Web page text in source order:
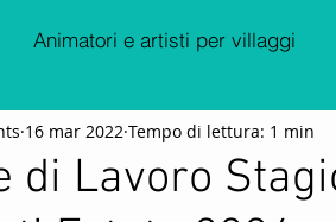
Animatori e artisti per villaggi
Animazione Turistica
di Lavoro
16 mar 2022 Tempo di lettura: 1 min